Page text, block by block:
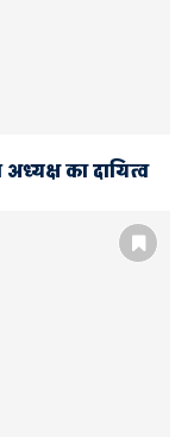
का दायित्व